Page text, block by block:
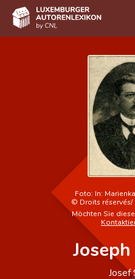
Autor(inn)en A-Z
Erweiterte Suche
Häufige Fragen und
Forschungsgruppe
Foto: In:
© Droits
Möchten Sie
Josef